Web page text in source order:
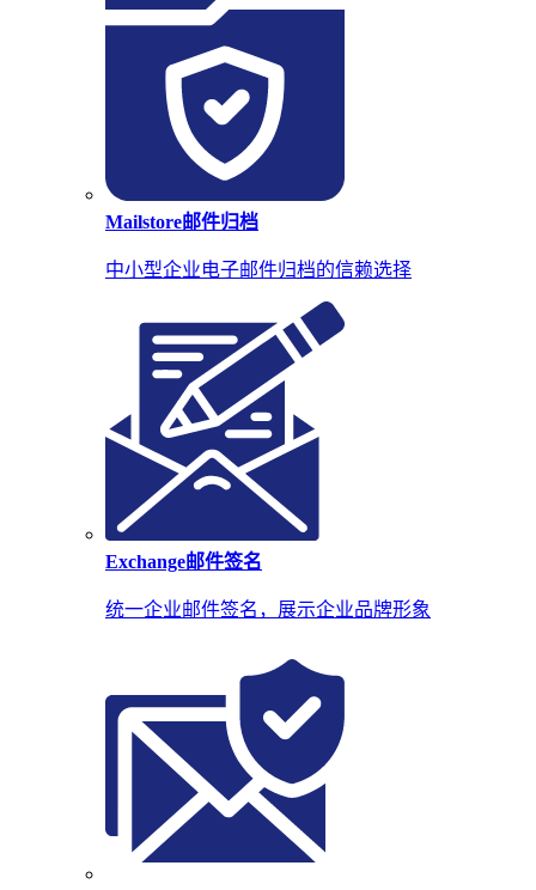
Mailstore邮件归档
中小型企业电子邮件归档的信赖选择
Exchange邮件签名
统一企业邮件签名，展示企业品牌形象